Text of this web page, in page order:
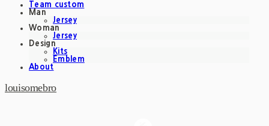
Team custom
Man
Jersey
Woman
Jersey
Design
Kits
Emblem
About
louisomebro